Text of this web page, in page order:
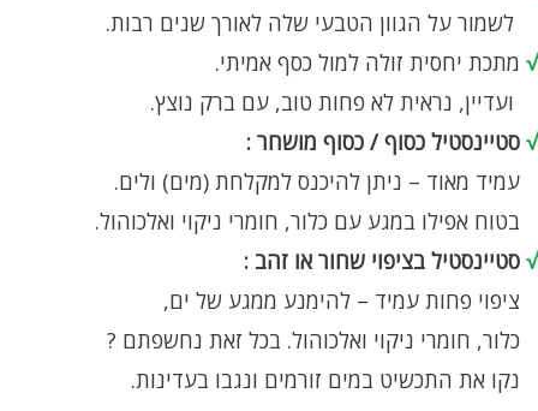
לשמור על הגוון הטבעי שלה לאורך שנים רבות.
√ מתכת יחסית זולה למול כסף אמיתי.
ועדיין, נראית לא פחות טוב, עם ברק נוצץ.
√ סטיינסטיל כסוף / כסוף מושחר :
עמיד מאוד – ניתן להיכנס למקלחת (מים) ולים.
בטוח אפילו במגע עם כלור, חומרי ניקוי ואלכוהול.
√ סטיינסטיל בציפוי שחור או זהב :
ציפוי פחות עמיד – להימנע ממגע של ים,
כלור, חומרי ניקוי ואלכוהול. בכל זאת נחשפתם ?
נקו את התכשיט במים זורמים ונגבו בעדינות.